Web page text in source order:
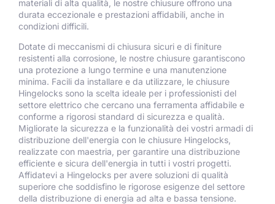
materiali di alta qualità, le nostre chiusure offrono una
durata eccezionale e prestazioni affidabili, anche in
condizioni difficili.
Dotate di meccanismi di chiusura sicuri e di finiture
resistenti alla corrosione, le nostre chiusure garantiscono
una protezione a lungo termine e una manutenzione
minima. Facili da installare e da utilizzare, le chiusure
Hingelocks sono la scelta ideale per i professionisti del
settore elettrico che cercano una ferramenta affidabile e
conforme a rigorosi standard di sicurezza e qualità.
Migliorate la sicurezza e la funzionalità dei vostri armadi di
distribuzione dell'energia con le chiusure Hingelocks,
realizzate con maestria, per garantire una distribuzione
efficiente e sicura dell'energia in tutti i vostri progetti.
Affidatevi a Hingelocks per avere soluzioni di qualità
superiore che soddisfino le rigorose esigenze del settore
della distribuzione di energia ad alta e bassa tensione.